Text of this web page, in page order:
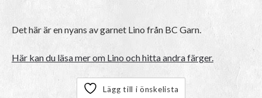
Det här är en nyans av garnet Lino från BC Garn.
Här kan du läsa mer om Lino och hitta andra färger.
Lägg till i önskelista